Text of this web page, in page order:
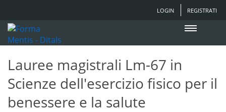
LOGIN REGISTRATI
Lauree magistrali Lm-67 in
Scienze dell'esercizio fisico per il
benessere e la salute